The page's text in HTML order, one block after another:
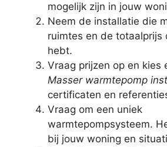
mogelijk zijn in jouw
Neem de installatie die
ruimtes en de totaalprijs
hebt.
Vraag prijzen op en kies
Masser warmtepomp
certificaten en
Vraag om een uniek
warmtepompsysteem.
bij jouw woning en